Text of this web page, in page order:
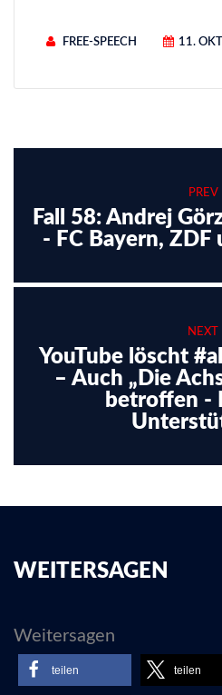
FREE-SPEECH 11.
PREV
Fall 58: Andrej
- FC Bayern, ZDF
NEXT
YouTube löscht
– Auch „Die
betroffen -
WEITERSAGEN
Weitersagen
teilen teilen